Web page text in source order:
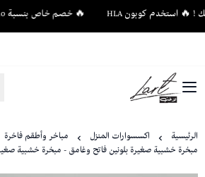
🔥 خصم خاص بنسبة 10٪ على أول طلب لك ! 🔥 استخدم كوبون HLA
لاغت - أثاث فاخر وإكسسوارات منزلية
الرئيسية اكسسوارات المنزل
مباخر وأطقم فاخرة
مبخرة خشبية صغيرة بلونين فاتح وغامق - مبخرة خشبية